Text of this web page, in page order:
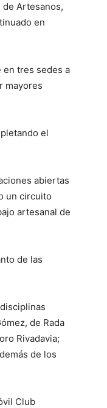
de Artesanos,
en
en tres sedes a
mayores
el
abiertas
un circuito
artesanal de
de las
de Rada
Rivadavia;
de los
Club